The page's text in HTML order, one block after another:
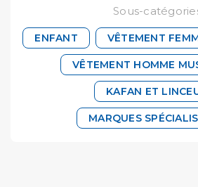
Sous-
ENFANT VÊTEMENT
VÊTEMENT HOMME
KAFAN ET
MARQUES